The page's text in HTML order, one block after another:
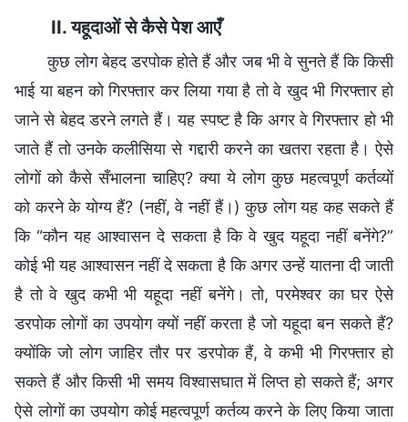
II. यहूदाओं से कैसे पेश आएँ
कुछ लोग बेहद डरपोक होते हैं और जब भी वे सुनते हैं कि किसी
भाई या बहन को गिरफ्तार कर लिया गया है तो वे खुद भी गिरफ्तार हो
जाने से बेहद डरने लगते हैं। यह स्पष्ट है कि अगर वे गिरफ्तार हो भी
जाते हैं तो उनके कलीसिया से गद्दारी करने का खतरा रहता है। ऐसे
लोगों को कैसे सँभालना चाहिए? क्या ये लोग कुछ महत्वपूर्ण कर्तव्यों
को करने के योग्य हैं? (नहीं, वे नहीं हैं।) कुछ लोग यह कह सकते हैं
कि “कौन यह आश्वासन दे सकता है कि वे खुद यहूदा नहीं बनेंगे?”
कोई भी यह आश्वासन नहीं दे सकता है कि अगर उन्हें यातना दी जाती
है तो वे खुद कभी भी यहूदा नहीं बनेंगे। तो, परमेश्वर का घर ऐसे
डरपोक लोगों का उपयोग क्यों नहीं करता है जो यहूदा बन सकते हैं?
क्योंकि जो लोग जाहिर तौर पर डरपोक हैं, वे कभी भी गिरफ्तार हो
सकते हैं और किसी भी समय विश्वासघात में लिप्त हो सकते हैं; अगर
ऐसे लोगों का उपयोग कोई महत्वपूर्ण कर्तव्य करने के लिए किया जाता